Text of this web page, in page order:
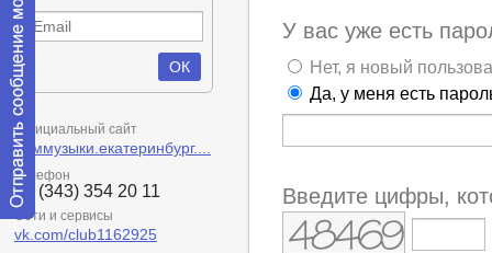
Официальный сайт
доммузыки.екатеринбург....
Телефон
+7 (343) 354 20 11
Сети и сервисы
vk.com/club1162925
У вас уже есть
Нет, я новый
Да, у меня есть
Введите цифры,
Отправить
сообщение